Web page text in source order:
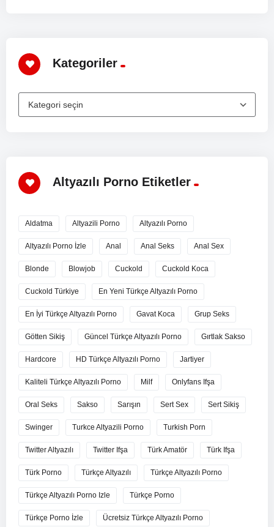
Kategoriler
Altyazılı Porno Etiketler
Aldatma Altyazili Porno Altyazılı Porno
Altyazılı Porno İzle Anal Anal Seks Anal Sex
Blonde Blowjob Cuckold Cuckold Koca
Cuckold Türkiye En Yeni Türkçe Altyazılı Porno
En İyi Türkçe Altyazılı Porno Gavat Koca Grup Seks
Götten Sikiş Güncel Türkçe Altyazılı Porno Gırtlak Sakso
Hardcore HD Türkçe Altyazılı Porno Jartiyer
Kaliteli Türkçe Altyazılı Porno Milf Onlyfans Ifşa
Oral Seks Sakso Sarışın Sert Sex Sert Sikiş
Swinger Turkce Altyazili Porno Turkish Porn
Twitter Altyazılı Twitter Ifşa Türk Amatör Türk Ifşa
Türk Porno Türkçe Altyazılı Türkçe Altyazılı Porno
Türkçe Altyazılı Porno Izle Türkçe Porno
Türkçe Porno İzle Ücretsiz Türkçe Altyazılı Porno